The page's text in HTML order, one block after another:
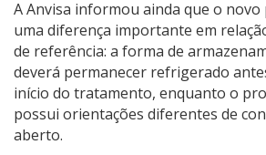
A Anvisa informou ainda que o
uma diferença importante em
de referência: a forma de
deverá permanecer refrigerado
início do tratamento, enquanto o
possui orientações diferentes de
aberto.